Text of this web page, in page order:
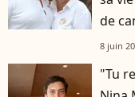
de
8 juin
"Tu